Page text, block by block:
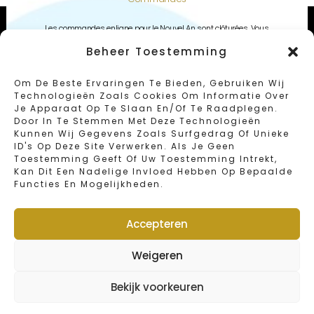
Beheer Toestemming
Om De Beste Ervaringen Te Bieden, Gebruiken Wij
Technologieën Zoals Cookies Om Informatie Over
Je Apparaat Op Te Slaan En/of Te Raadplegen.
Door In Te Stemmen Met Deze Technologieën
Kunnen Wij Gegevens Zoals Surfgedrag Of Unieke
ID's Op Deze Site Verwerken. Als Je Geen
Toestemming Geeft Of Uw Toestemming Intrekt,
Kan Dit Een Nadelige Invloed Hebben Op Bepaalde
Functies En Mogelijkheden.
Accepteren
Weigeren
Bekijk voorkeuren
Chaussée de Louvain 416
B-1030 Schaerbeek – Bruxelles
Fax: 02/734.46.40
Email: info@sweetbakeryvandender.com
Heures D 'ouverture
Lundi : Fermé
Mardi – Vendredi : 6:00 – 19:00
Dimanche et jours fériés : 6:00 – 15:00
Jour de fermeture annuelle : 1 et 2 janvier
Webshop
Les commandes enligne pour le Nouvel An sont clôturées. Vous
pouvez toujours découvrir et acheter notre créations pour le Nouvel
An dans notre magasin à Schaerbeek.
Meilleurs voeux et bonne année.
Equipe de Sweet Bakery.